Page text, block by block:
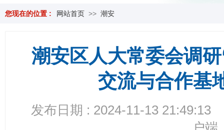
您现在的位置 : 网站首页 >> 潮安
潮安区人大常委会调
交流与合作基
发布日期 : 2024-11-13 21:49:13